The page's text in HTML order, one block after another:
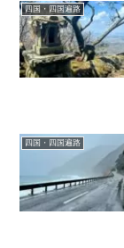
四国・四国遍路
四国・四国遍路